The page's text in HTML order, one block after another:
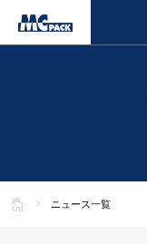
ニュース一覧